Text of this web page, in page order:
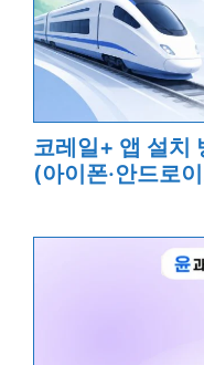
코레일+ 앱 설치
(아이폰·안드로